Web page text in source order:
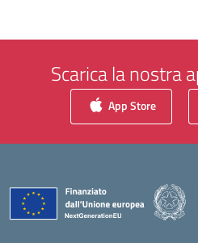
Scarica la nostra
App Store